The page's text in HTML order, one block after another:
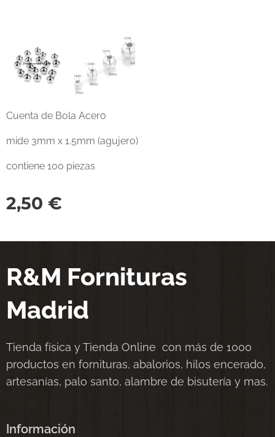
Cuenta de Bola Acero
mide 3mm x 1.5mm (agujero)
contiene 100 piezas
2,50 €
R&M Fornituras
Madrid
Tienda física y Tienda Online con más de 1000
productos en fornituras, abalorios, hilos encerado,
artesanías, palo santo, alambre de bisutería y mas.
Información